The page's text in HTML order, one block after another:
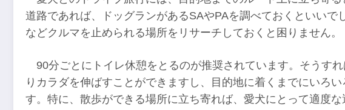
道路であれば、ドッグランがあるSAやPAを調べておくといいで
などクルマを止められる場所をリサーチしておくと困りません。
90分ごとにトイレ休憩をとるのが推奨されています。そうす
りカラダを伸ばすことができますし、目的地に着くまでにいろ
す。特に、散歩ができる場所に立ち寄れば、愛犬にとって適度な